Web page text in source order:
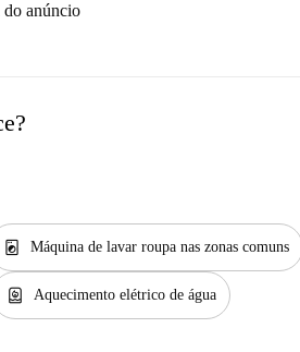
do anúncio
local_laundry_service Máquina de lavar roupa nas zonas comuns
water_heater Aquecimento elétrico de água